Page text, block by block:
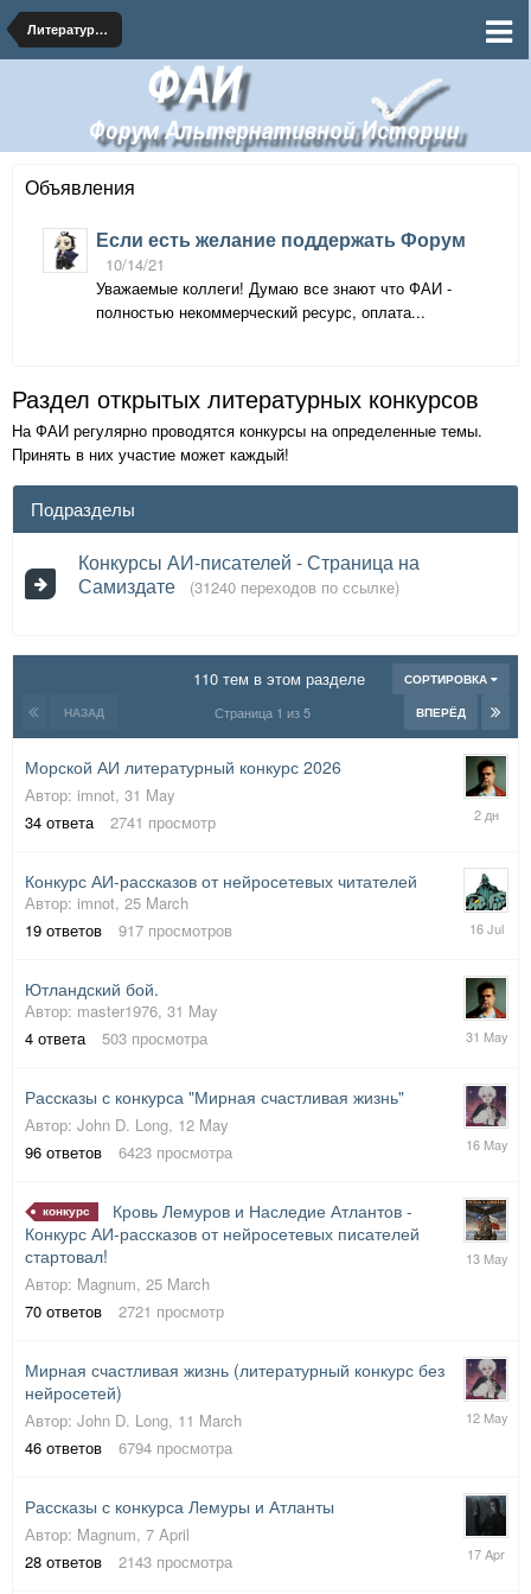
Литературная мастерская - АИ тексты на форуме
Объявления
Если есть желание поддержать Форум
10/14/21
Уважаемые коллеги! Думаю все знают что ФАИ -
полностью некоммерческий ресурс, оплата...
Раздел открытых литературных конкурсов
На ФАИ регулярно проводятся конкурсы на определенные темы.
Принять в них участие может каждый!
Подразделы
Конкурсы АИ-писателей - Страница на
Самиздате
(31240 переходов по ссылке)
СОРТИРОВКА
110 тем в этом разделе
НАЗАД ВПЕРЁД
Страница 1 из 5
Морской АИ литературный конкурс 2026
Автор: imnot, 31 May
34 ответа 2741 просмотр
Monday
Конкурс АИ-рассказов от нейросетевых читателей
Автор: imnot, 25 March
19 ответов 917 просмотров
16
Ютландский бой.
Автор: master1976, 31 May
4 ответа 503 просмотра
31
Рассказы с конкурса "Мирная счастливая жизнь"
Автор: John D. Long, 12 May
96 ответов 6423 просмотра
16
конкурс
Кровь Лемуров и Наследие Атлантов -
Конкурс АИ-рассказов от нейросетевых писателей
стартовал!
Автор: Magnum, 25 March
70 ответов 2721 просмотр
13
Мирная счастливая жизнь (литературный конкурс без
нейросетей)
Автор: John D. Long, 11 March
46 ответов 6794 просмотра
12
Рассказы с конкурса Лемуры и Атланты
Автор: Magnum, 7 April
28 ответов 2143 просмотра
17
April